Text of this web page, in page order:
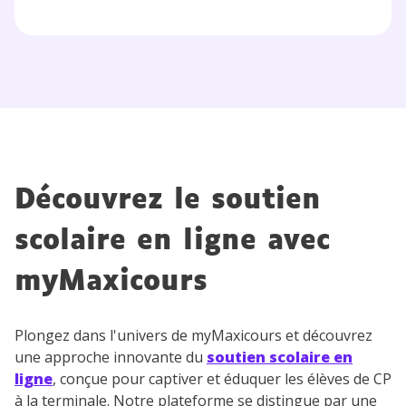
Découvrez le soutien
scolaire en ligne avec
myMaxicours
Plongez dans l'univers de myMaxicours et découvrez
une approche innovante du soutien scolaire en
ligne, conçue pour captiver et éduquer les élèves de CP
à la terminale. Notre plateforme se distingue par une